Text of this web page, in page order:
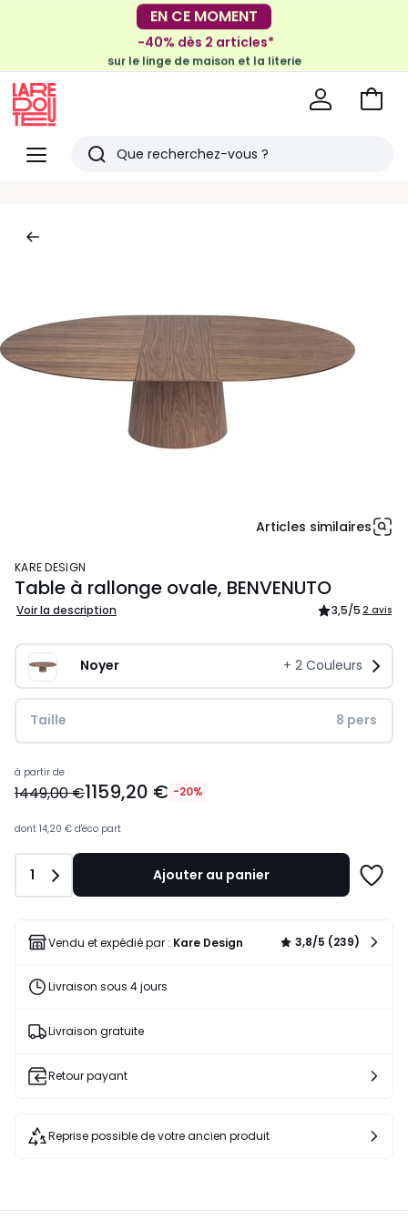
-30€ tous les 100€*
sur le meuble & la déco
EN CE MOMENT
-40% dès 2 articles*
sur le linge de maison et la literie
Menu
Redoute
Rechercher
Voir
Articles similaires
KARE DESIGN
Table à rallonge ovale, BENVENUTO
Voir la description 3,5/5 2 avis
Noyer + 2 Couleurs
Taille 8 pers
1159,20
€
lieu
1449,00
20%
réduction
appliquée.
à partir de
1449,00 €1159,20 € -20%
dont 14,20 € d'éco part
Quantité
1 Ajouter au panier
liste
Vendu et expédié par : Kare Design 3,8/5 (239)
Livraison sous 4 jours
Livraison gratuite
Retour payant
Reprise possible de votre ancien produit